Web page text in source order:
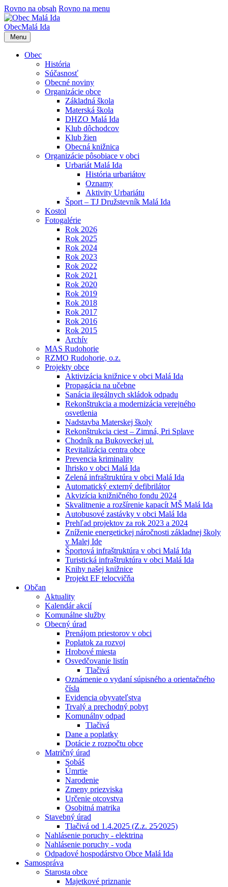
Rovno na obsah Rovno na menu
ObecMalá Ida
Menu
Obec
História
Súčasnosť
Obecné noviny
Organizácie obce
Základná škola
Materská škola
DHZO Malá Ida
Klub dôchodcov
Klub žien
Obecná knižnica
Organizácie pôsobiace v obci
Urbariát Malá Ida
História urbariátov
Oznamy
Aktivity Urbariátu
Šport – TJ Družstevník Malá Ida
Kostol
Fotogalérie
Rok 2026
Rok 2025
Rok 2024
Rok 2023
Rok 2022
Rok 2021
Rok 2020
Rok 2019
Rok 2018
Rok 2017
Rok 2016
Rok 2015
Archív
MAS Rudohorie
RZMO Rudohorie, o.z.
Projekty obce
Aktivizácia knižnice v obci Malá Ida
Propagácia na učebne
Sanácia ilegálnych skládok odpadu
Rekonštrukcia a modernizácia verejného
osvetlenia
Nadstavba Materskej školy
Rekonštrukcia ciest – Zimná, Pri Splave
Chodník na Bukoveckej ul.
Revitalizácia centra obce
Prevencia kriminality
Ihrisko v obci Malá Ida
Zelená infraštruktúra v obci Malá Ida
Automatický externý defibrilátor
Akvizícia knižničného fondu 2024
Skvalitnenie a rozšírenie kapacít MŠ Malá Ida
Autobusové zastávky v obci Malá Ida
Prehľad projektov za rok 2023 a 2024
Zníženie energetickej náročnosti základnej školy
v Malej Ide
Športová infraštruktúra v obci Malá Ida
Turistická infraštruktúra v obci Malá Ida
Knihy našej knižnice
Projekt EF telocvičňa
Občan
Aktuality
Kalendár akcií
Komunálne služby
Obecný úrad
Prenájom priestorov v obci
Poplatok za rozvoj
Hrobové miesta
Osvedčovanie listín
Tlačivá
Oznámenie o vydaní súpisného a orientačného
čísla
Evidencia obyvateľstva
Trvalý a prechodný pobyt
Komunálny odpad
Tlačivá
Dane a poplatky
Dotácie z rozpočtu obce
Matričný úrad
Sobáš
Úmrtie
Narodenie
Zmeny priezviska
Určenie otcovstva
Osobitná matrika
Stavebný úrad
Tlačivá od 1.4.2025 (Z.z. 25⁄2025)
Nahlásenie poruchy - elektrina
Nahlásenie poruchy - voda
Odpadové hospodárstvo Obce Malá Ida
Samospráva
Starosta obce
Majetkové priznanie